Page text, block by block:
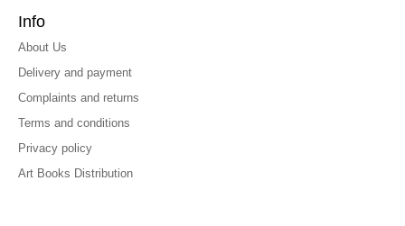
Info
About Us
Delivery and payment
Complaints and returns
Terms and conditions
Privacy policy
Art Books Distribution